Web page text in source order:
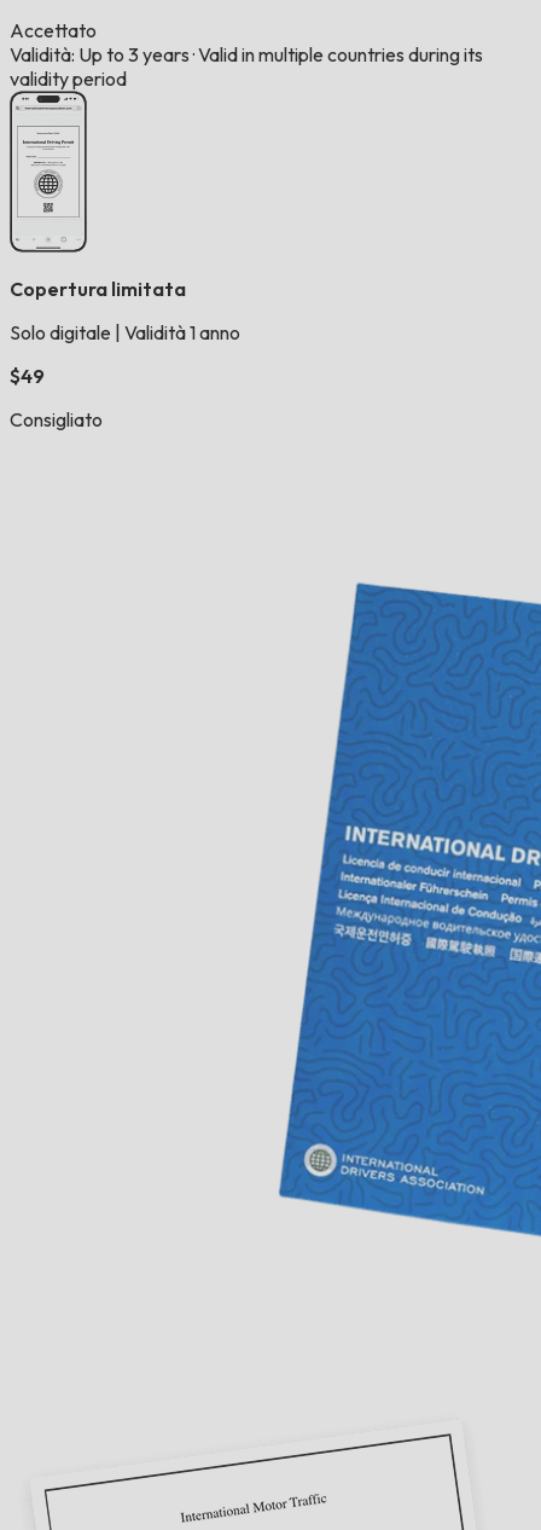
Accettato
Validità: Up to 3 years ·Valid in multiple countries during its
validity period
Copertura limitata
Solo digitale Validità 1 anno
$49
Consigliato